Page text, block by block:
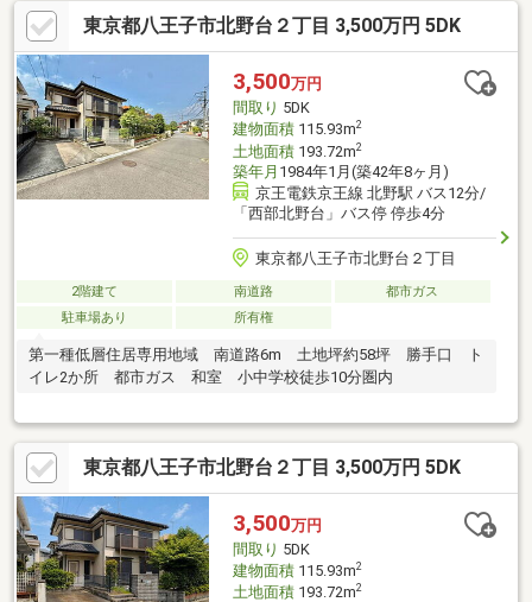
東京都八王子市北野台２丁目 3,500万円 5DK
3,500万円
間取り 5DK
建物面積115.93m2
土地面積193.72m2
築年月 1984年1月(築42年8ヶ月)
京王電鉄京王線 北野駅 バス12分/
「西部北野台」バス停 停歩4分
東京都八王子市北野台２丁目
2階建て 南道路
都市ガス
駐車場あり
所有権
第一種低層住居専用地域 南道路6m 土地坪約58坪 勝手口 ト
イレ2か所 都市ガス 和室 小中学校徒歩10分圏内
東京都八王子市北野台２丁目 3,500万円 5DK
3,500万円
間取り 5DK
建物面積115.93m2
土地面積193.72m2